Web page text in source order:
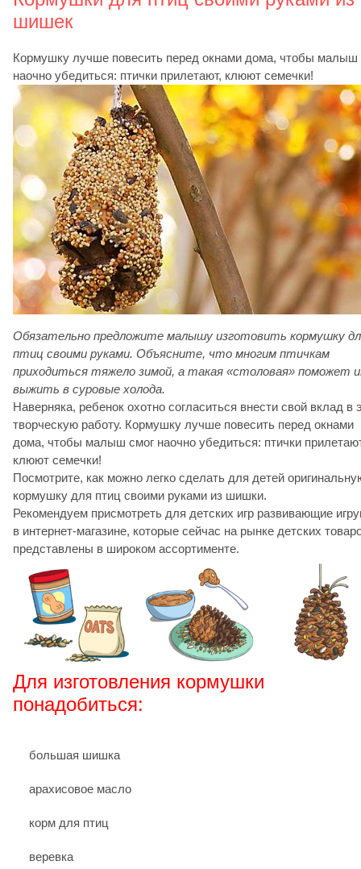
шишек
Кормушку лучше повесить перед окнами дома, чтобы малыш
наочно убедиться: птички прилетают, клюют семечки!
Обязательно предложите малышу изготовить кормушку
птиц своими руками. Объясните, что многим птичкам
приходиться тяжело зимой, а такая «столовая» поможет
выжить в суровые холода.
Наверняка, ребенок охотно согласиться внести свой вклад в
творческую работу. Кормушку лучше повесить перед окнами
дома, чтобы малыш смог наочно убедиться: птички
клюют семечки!
Посмотрите, как можно легко сделать для детей
кормушку для птиц своими руками из шишки.
Рекомендуем присмотреть для детских игр развивающие
в интернет-магазине, которые сейчас на рынке детских
представлены в широком ассортименте.
Для изготовления кормушки
понадобиться:
большая шишка
арахисовое масло
корм для птиц
веревка